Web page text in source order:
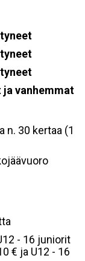
ja vanhemmat
n. 30 kertaa (1
- 16 juniorit
€ ja U12 - 16